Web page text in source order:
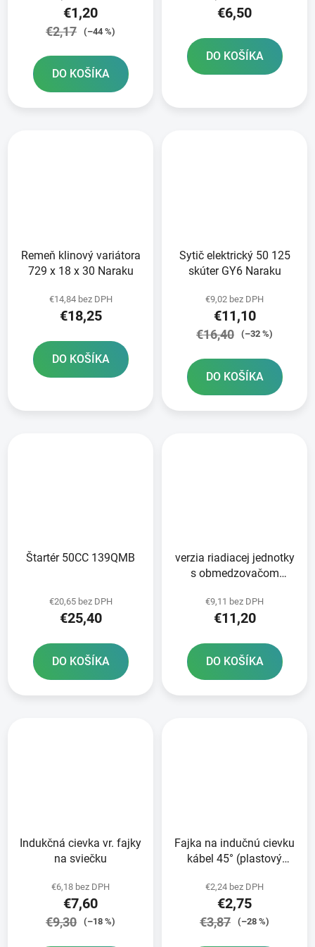
€1,20
€2,17 (–44 %)
DO KOŠÍKA
€6,50
DO KOŠÍKA
Remeň klinový variátora
729 x 18 x 30 Naraku
€14,84 bez DPH
€18,25
DO KOŠÍKA
Sytič elektrický 50 125
skúter GY6 Naraku
€9,02 bez DPH
€11,10
€16,40 (–32 %)
DO KOŠÍKA
Štartér 50CC 139QMB
€20,65 bez DPH
€25,40
DO KOŠÍKA
verzia riadiacej jednotky
s obmedzovačom
obmedzenie rýchlosti na
45 km/h
€9,11 bez DPH
€11,20
DO KOŠÍKA
Indukčná cievka vr. fajky
na sviečku
€6,18 bez DPH
€7,60
€9,30 (–18 %)
Fajka na indučnú cievku
kábel 45° (plastový
€2,24 bez DPH
€2,75
€3,87 (–28 %)